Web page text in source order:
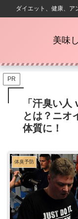
ダイエット、健康、ア
美味
PR
「汗臭い
とは？ニオ
体質に！
体臭予防